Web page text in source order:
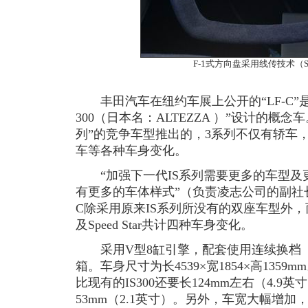
F-1式方向盘采用线传技术（
丰田汽车在纽约车展上公开的“LF-C”
300（日本名：ALTEZZA ）”设计的概念
列”的竞争车型推出的，3系列不仅有轿车
车等各种车身变化。
“加强下一代IS系列需要更多的车型及
有更多的车体样式”（负责凌志公司的副社
C除采用原来IS系列所没有的双座车型外
及Speed Star共计四种车身变化。
采用V型8缸引擎，配套使用连续换档
箱。车身尺寸为长4539×宽1854×高
比现有的IS300还要长124mm左右（4.9英
53mm（2.1英寸）。另外，车宽大幅增加